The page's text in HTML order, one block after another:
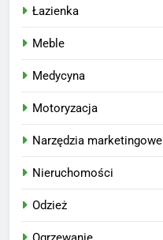
Łazienka
Meble
Medycyna
Motoryzacja
Narzędzia marketingowe
Nieruchomości
Odzież